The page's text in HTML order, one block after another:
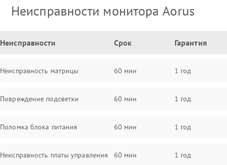
Неисправности монитора Aorus
Неисправности Срок Гарантия
Неисправность матрицы 60 мин 1 год
Повреждение подсветки 60 мин 1 год
Поломка блока питания 60 мин 1 год
Неисправность платы управления 60 мин 1 год